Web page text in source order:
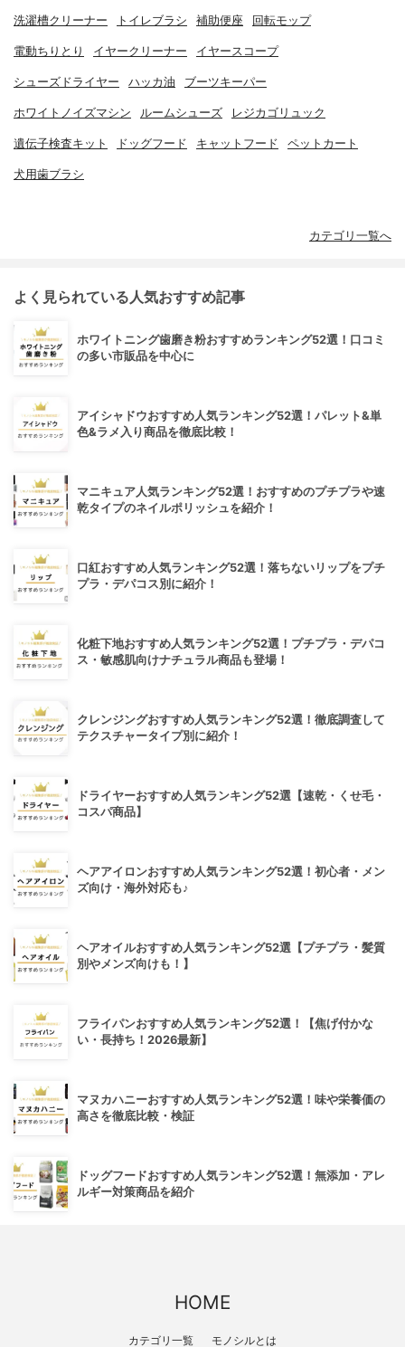
洗濯槽クリーナー トイレブラシ 補助便座 回転モップ
電動ちりとり イヤークリーナー イヤースコープ
シューズドライヤー ハッカ油 ブーツキーパー
ホワイトノイズマシン ルームシューズ レジカゴリュック
遺伝子検査キット ドッグフード キャットフード ペットカート
犬用歯ブラシ
カテゴリ一覧へ
よく見られている人気おすすめ記事
ホワイトニング歯磨き粉おすすめランキング52選！口コミ
の多い市販品を中心に
アイシャドウおすすめ人気ランキング52選！パレット&単
色&ラメ入り商品を徹底比較！
マニキュア人気ランキング52選！おすすめのプチプラや速
乾タイプのネイルポリッシュを紹介！
口紅おすすめ人気ランキング52選！落ちないリップをプチ
プラ・デパコス別に紹介！
化粧下地おすすめ人気ランキング52選！プチプラ・デパコ
ス・敏感肌向けナチュラル商品も登場！
クレンジングおすすめ人気ランキング52選！徹底調査して
テクスチャータイプ別に紹介！
ドライヤーおすすめ人気ランキング52選【速乾・くせ毛・
コスパ商品】
ヘアアイロンおすすめ人気ランキング52選！初心者・メン
ズ向け・海外対応も♪
ヘアオイルおすすめ人気ランキング52選【プチプラ・髪質
別やメンズ向けも！】
フライパンおすすめ人気ランキング52選！【焦げ付かな
い・長持ち！2026最新】
マヌカハニーおすすめ人気ランキング52選！味や栄養価の
高さを徹底比較・検証
ドッグフードおすすめ人気ランキング52選！無添加・アレ
ルギー対策商品を紹介
HOME
カテゴリ一覧 モノシルとは